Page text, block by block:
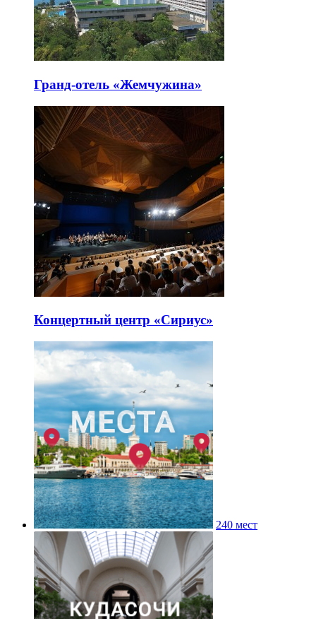
Гранд-отель «Жемчужина»
Концертный центр «Сириус»
240 мест